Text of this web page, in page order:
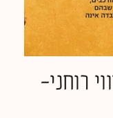
רוחני-